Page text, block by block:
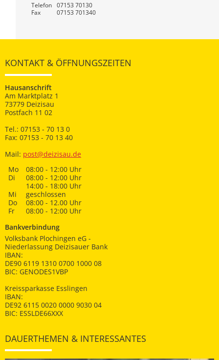
Telefon
07153 70130
Fax 07153 701340
KONTAKT & ÖFFNUNGSZEITEN
Hausanschrift
Am Marktplatz 1
73779 Deizisau
Postfach 11 02
Tel.: 07153 - 70 13 0
Fax: 07153 - 70 13 40
Mail: post@deizisau.de
Mo
08:00 - 12:00 Uhr
Di
08:00 - 12:00 Uhr
14:00 - 18:00 Uhr
Mi
geschlossen
Do
08:00 - 12.00 Uhr
Fr
08:00 - 12:00 Uhr
Bankverbindung
Volksbank Plochingen eG -
Niederlassung Deizisauer Bank
IBAN:
DE90 6119 1310 0700 1000 08
BIC: GENODES1VBP
Kreissparkasse Esslingen
IBAN:
DE92 6115 0020 0000 9030 04
BIC: ESSLDE66XXX
DAUERTHEMEN & INTERESSANTES